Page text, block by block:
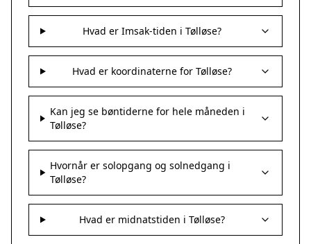
Hvad er Imsak-tiden i Tølløse?
Hvad er koordinaterne for Tølløse?
Kan jeg se bøntiderne for hele måneden i
Tølløse?
Hvornår er solopgang og solnedgang i
Tølløse?
Hvad er midnatstiden i Tølløse?